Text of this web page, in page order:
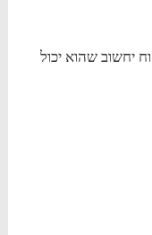
יחשוב שהוא יכול